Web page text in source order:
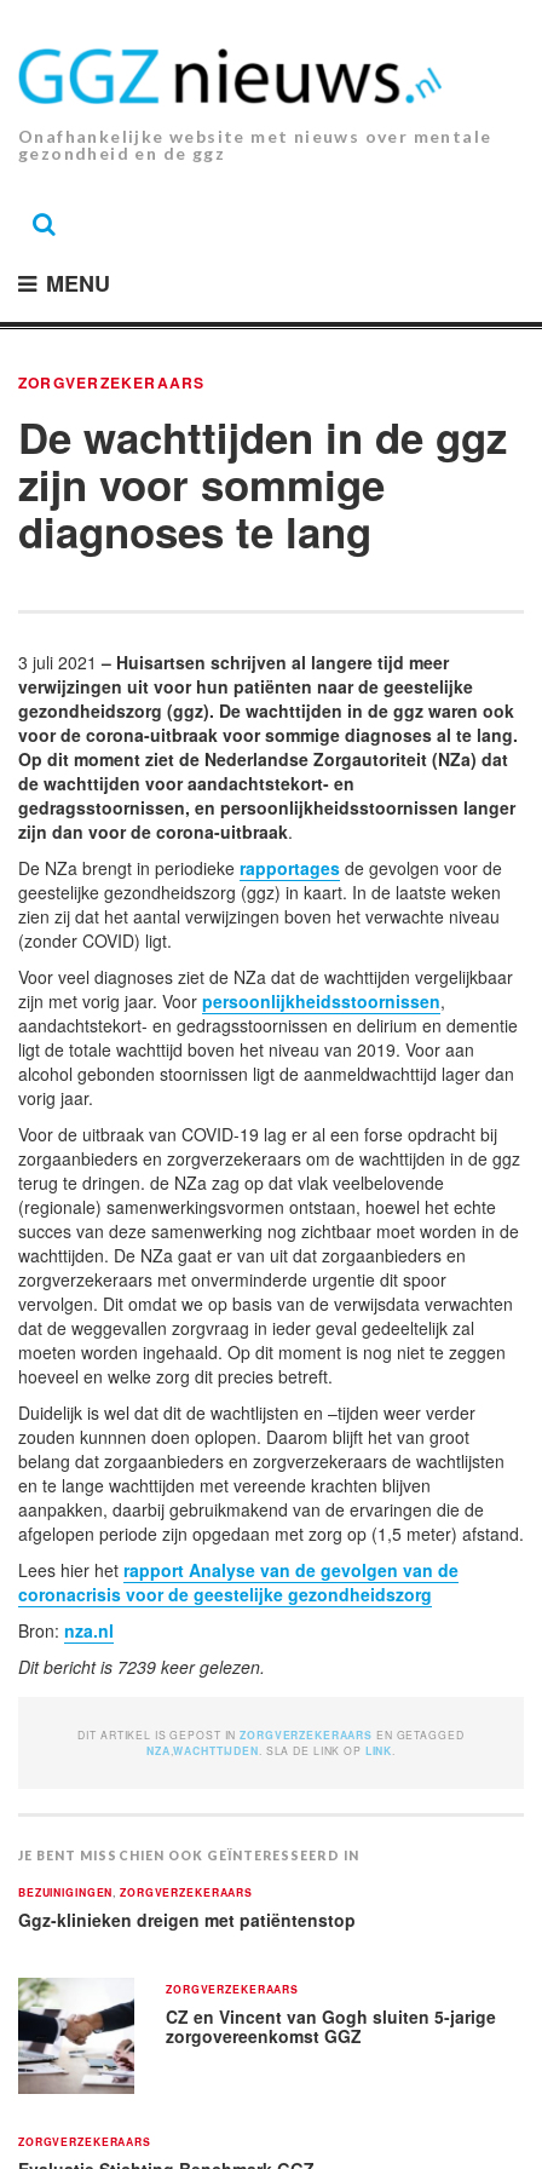
inhoud.
Onafhankelijke website met nieuws over mentale
gezondheid en de ggz
MENU
ZORGVERZEKERAARS
De wachttijden in de ggz
zijn voor sommige
diagnoses te lang
3 juli 2021 – Huisartsen schrijven al langere tijd meer
verwijzingen uit voor hun patiënten naar de geestelijke
gezondheidszorg (ggz). De wachttijden in de ggz waren ook
voor de corona-uitbraak voor sommige diagnoses al te lang.
Op dit moment ziet de Nederlandse Zorgautoriteit (NZa) dat
de wachttijden voor aandachtstekort- en
gedragsstoornissen, en persoonlijkheidsstoornissen langer
zijn dan voor de corona-uitbraak.
De NZa brengt in periodieke rapportages de gevolgen voor de
geestelijke gezondheidszorg (ggz) in kaart. In de laatste weken
zien zij dat het aantal verwijzingen boven het verwachte niveau
(zonder COVID) ligt.
Voor veel diagnoses ziet de NZa dat de wachttijden vergelijkbaar
zijn met vorig jaar. Voor persoonlijkheidsstoornissen,
aandachtstekort- en gedragsstoornissen en delirium en dementie
ligt de totale wachttijd boven het niveau van 2019. Voor aan
alcohol gebonden stoornissen ligt de aanmeldwachttijd lager dan
vorig jaar.
Voor de uitbraak van COVID-19 lag er al een forse opdracht bij
zorgaanbieders en zorgverzekeraars om de wachttijden in de ggz
terug te dringen. de NZa zag op dat vlak veelbelovende
(regionale) samenwerkingsvormen ontstaan, hoewel het echte
succes van deze samenwerking nog zichtbaar moet worden in de
wachttijden. De NZa gaat er van uit dat zorgaanbieders en
zorgverzekeraars met onverminderde urgentie dit spoor
vervolgen. Dit omdat we op basis van de verwijsdata verwachten
dat de weggevallen zorgvraag in ieder geval gedeeltelijk zal
moeten worden ingehaald. Op dit moment is nog niet te zeggen
hoeveel en welke zorg dit precies betreft.
Duidelijk is wel dat dit de wachtlijsten en –tijden weer verder
zouden kunnnen doen oplopen. Daarom blijft het van groot
belang dat zorgaanbieders en zorgverzekeraars de wachtlijsten
en te lange wachttijden met vereende krachten blijven
aanpakken, daarbij gebruikmakend van de ervaringen die de
afgelopen periode zijn opgedaan met zorg op (1,5 meter) afstand.
Lees hier het rapport Analyse van de gevolgen van de
coronacrisis voor de geestelijke gezondheidszorg
Bron: nza.nl
Dit bericht is 7239 keer gelezen.
DIT ARTIKEL IS GEPOST INZORGVERZEKERAARS EN GETAGGED
NZA ,WACHTTIJDEN . SLA DE LINK OP LINK
JE BENT MISSCHIEN OOK GEÏNTERESSEERD IN
BEZUINIGINGEN ,ZORGVERZEKERAARS
Ggz-klinieken dreigen met patiëntenstop
ZORGVERZEKERAARS
CZ en Vincent van Gogh sluiten 5-jarige
zorgovereenkomst GGZ
ZORGVERZEKERAARS